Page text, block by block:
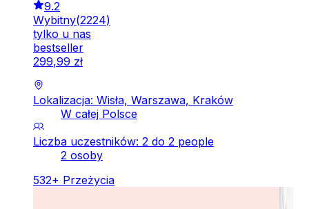
9.2
Wybitny(2224)
tylko u nas
bestseller
299,99 zł
Lokalizacja: Wisła, Warszawa, Kraków
W całej Polsce
Liczba uczestników: 2 do 2 people
2 osoby
532+ Przeżycia